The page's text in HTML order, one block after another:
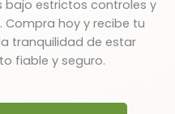
estrictos controles y
Compra hoy y recibe tu
tranquilidad de estar
fiable y seguro.